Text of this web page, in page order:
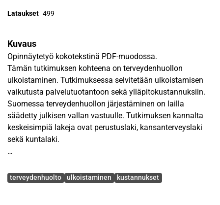
Lataukset 499
Kuvaus
Opinnäytetyö kokotekstinä PDF-muodossa.
Tämän tutkimuksen kohteena on terveydenhuollon
ulkoistaminen. Tutkimuksessa selvitetään ulkoistamisen
vaikutusta palvelutuotantoon sekä ylläpitokustannuksiin.
Suomessa terveydenhuollon järjestäminen on lailla
säädetty julkisen vallan vastuulle. Tutkimuksen kannalta
keskeisimpiä lakeja ovat perustuslaki, kansanterveyslaki
sekä kuntalaki.
Hoitoketju Oy:n kanssa. Tutkimuksessa on mukana kaksi
Avainsanat
terveydenhuolto ulkoistaminen kustannukset